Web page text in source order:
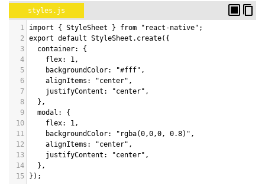
styles.js
1
import { StyleSheet } from "react-native";
2
export default StyleSheet.create({
3
  container: {
4
    flex: 1,
5
    backgroundColor: "#fff",
6
    alignItems: "center",
7
    justifyContent: "center",
8
  },
9
  modal: {
10
    flex: 1,
11
    backgroundColor: "rgba(0,0,0, 0.8)",
12
    alignItems: "center",
13
    justifyContent: "center",
14
  },
15
});